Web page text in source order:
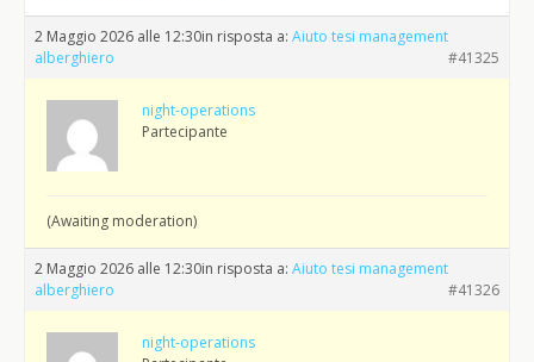
2 Maggio 2026 alle 12:30in risposta a: Aiuto tesi management
alberghiero
#41325
night-operations
Partecipante
(Awaiting moderation)
2 Maggio 2026 alle 12:30in risposta a: Aiuto tesi management
alberghiero
#41326
night-operations